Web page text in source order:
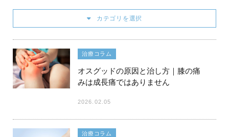
カテゴリを選択
治療コラム
オスグッドの原因と治し方｜膝の痛
みは成長痛ではありません
2026.02.05
治療コラム